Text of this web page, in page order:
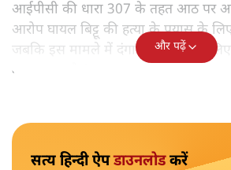
आईपीसी की धारा 307 के तहत आठ पर
आरोप घायल बिट्टू की हत्या के प्रयास के
जबकि इस मामले में दंगा के अपराध के लिए
बनाया गया है।'
और पढ़ें
सत्य हिन्दी ऐपडाउनलोडकरें